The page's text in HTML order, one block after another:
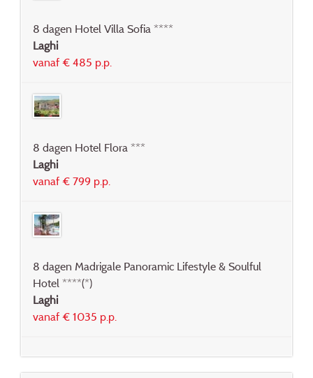
8 dagen Hotel Villa Sofia ****
Laghi
vanaf € 485 p.p.
8 dagen Hotel Flora ***
Laghi
vanaf € 799 p.p.
8 dagen Madrigale Panoramic Lifestyle & Soulful
Hotel ****(*)
Laghi
vanaf € 1035 p.p.